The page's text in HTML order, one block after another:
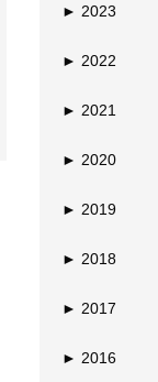
► 2023
► 2022
► 2021
► 2020
► 2019
► 2018
► 2017
► 2016